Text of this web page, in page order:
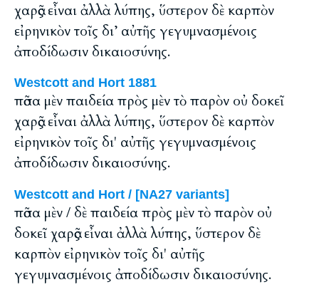
χαρᾶς εἶναι ἀλλὰ λύπης, ὕστερον δὲ καρπὸν
εἰρηνικὸν τοῖς δι’ αὐτῆς γεγυμνασμένοις
ἀποδίδωσιν δικαιοσύνης.
Westcott and Hort 1881
πᾶσα μὲν παιδεία πρὸς μὲν τὸ παρὸν οὐ δοκεῖ
χαρᾶς εἶναι ἀλλὰ λύπης, ὕστερον δὲ καρπὸν
εἰρηνικὸν τοῖς δι' αὐτῆς γεγυμνασμένοις
ἀποδίδωσιν δικαιοσύνης.
Westcott and Hort / [NA27 variants]
πᾶσα μὲν / δὲ παιδεία πρὸς μὲν τὸ παρὸν οὐ
δοκεῖ χαρᾶς εἶναι ἀλλὰ λύπης, ὕστερον δὲ
καρπὸν εἰρηνικὸν τοῖς δι' αὐτῆς
γεγυμνασμένοις ἀποδίδωσιν δικαιοσύνης.